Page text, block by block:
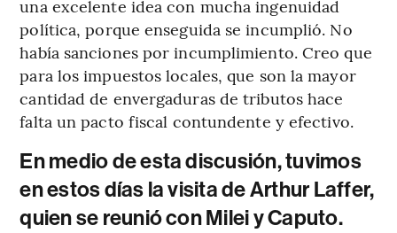
una excelente idea con mucha ingenuidad
política, porque enseguida se incumplió. No
había sanciones por incumplimiento. Creo que
para los impuestos locales, que son la mayor
cantidad de envergaduras de tributos hace
falta un pacto fiscal contundente y efectivo.
En medio de esta discusión, tuvimos
en estos días la visita de Arthur Laffer,
quien se reunió con Milei y Caputo.